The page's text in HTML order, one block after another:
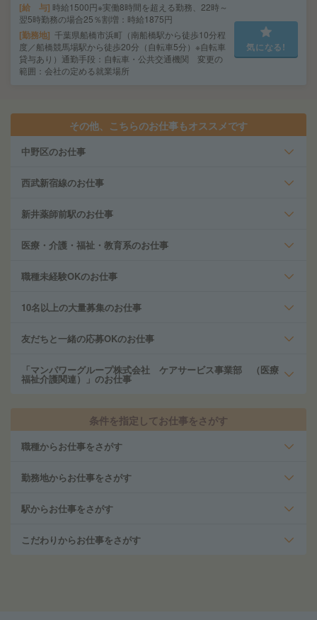
給 与 時給1500円※実働8時間を超える勤務、22時～
翌5時勤務の場合25％割増：時給1875円
勤務地 千葉県船橋市浜町（南船橋駅から徒歩10分程
度／船橋競馬場駅から徒歩20分（自転車5分）※自転車
貸与あり）通勤手段：自転車・公共交通機関 変更の
範囲：会社の定める就業場所
気になる!
その他、こちらのお仕事もオススメです
中野区のお仕事
西武新宿線のお仕事
新井薬師前駅のお仕事
医療・介護・福祉・教育系のお仕事
職種未経験OKのお仕事
10名以上の大量募集のお仕事
友だちと一緒の応募OKのお仕事
「マンパワーグループ株式会社 ケアサービス事業部 （医療
福祉介護関連）」のお仕事
条件を指定してお仕事をさがす
職種からお仕事をさがす
勤務地からお仕事をさがす
駅からお仕事をさがす
こだわりからお仕事をさがす